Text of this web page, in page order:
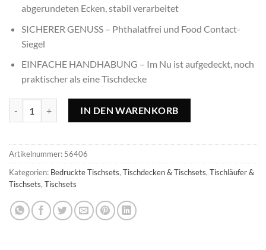
abgerundeten Ecken, stabil verarbeitet
SICHERER GENUSS – Phthalatfrei und Food Contact-
Siegel
EINFACHE HANDHABUNG – Im Nu ist aufgedeckt, noch
praktischer als eine Tischdecke
IN DEN WARENKORB
Artikelnummer: 56406
Kategorien: Bedruckte Tischsets, Tischdecken & Tischsets, Tischläufer &
Tischsets, Tischsets